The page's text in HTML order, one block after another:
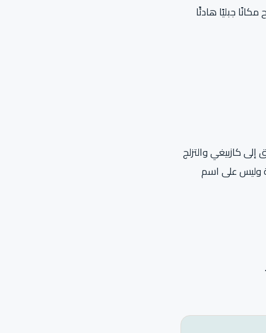
جبليًا هادئًا
كازبيغي والتزلج
وليس على اسم